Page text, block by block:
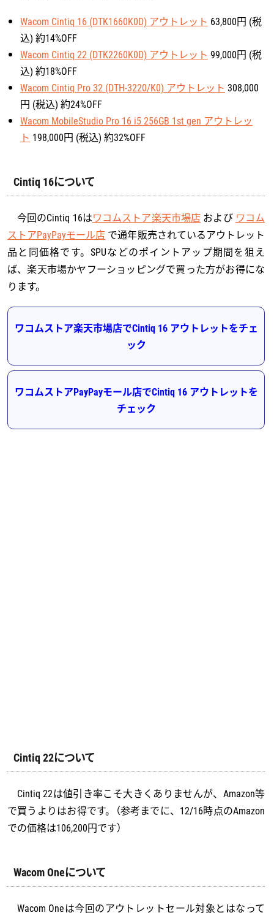
Wacom Cintiq 16 (DTK1660K0D) アウトレット 63,800円 (税
込) 約14%OFF
Wacom Cintiq 22 (DTK2260K0D) アウトレット 99,000円 (税
込) 約18%OFF
Wacom Cintiq Pro 32 (DTH-3220/K0) アウトレット 308,000
円 (税込) 約24%OFF
Wacom MobileStudio Pro 16 i5 256GB 1st gen アウトレッ
ト 198,000円 (税込) 約32%OFF
Cintiq 16について
今回のCintiq 16はワコムストア楽天市場店 および ワコム
ストアPayPayモール店 で通年販売されているアウトレット
品と同価格です。SPUなどのポイントアップ期間を狙え
ば、楽天市場かヤフーショッピングで買った方がお得にな
ります。
ワコムストア楽天市場店でCintiq 16 アウトレットをチェ
ック
ワコムストアPayPayモール店でCintiq 16 アウトレットを
チェック
Cintiq 22について
Cintiq 22は値引き率こそ大きくありませんが、Amazon等
で買うよりはお得です。（参考までに、12/16時点のAmazon
での価格は106,200円です）
Wacom Oneについて
Wacom Oneは今回のアウトレットセール対象とはなって